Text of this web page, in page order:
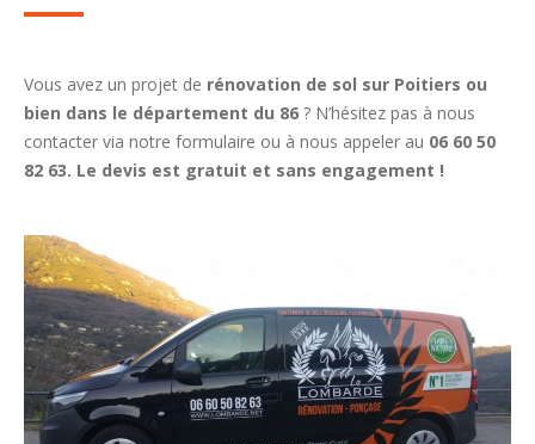
Vous avez un projet de rénovation de sol sur Poitiers ou
bien dans le département du 86 ? N’hésitez pas à nous
contacter via notre formulaire ou à nous appeler au 06 60 50
82 63. Le devis est gratuit et sans engagement !